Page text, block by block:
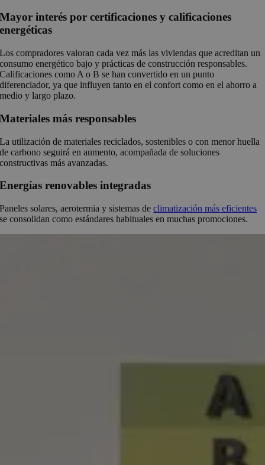
Mayor interés por certificaciones y calificaciones
energéticas
Los compradores valoran cada vez más las viviendas que acreditan un
consumo energético bajo y prácticas de construcción responsables.
Calificaciones como A o B se han convertido en un punto
diferenciador, ya que influyen tanto en el confort como en el ahorro a
medio y largo plazo.
Materiales más responsables
La utilización de materiales reciclados, sostenibles o con menor huella
de carbono seguirá en aumento, acompañada de soluciones
constructivas más avanzadas.
Energías renovables integradas
Paneles solares, aerotermia y sistemas declimatización más eficientes
se consolidan como estándares habituales en muchas promociones.